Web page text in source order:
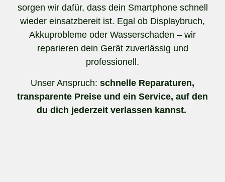
sorgen wir dafür, dass dein Smartphone schnell
wieder einsatzbereit ist. Egal ob Displaybruch,
Akkuprobleme oder Wasserschaden – wir
reparieren dein Gerät zuverlässig und
professionell.
Unser Anspruch: schnelle Reparaturen,
transparente Preise und ein Service, auf den
du dich jederzeit verlassen kannst.